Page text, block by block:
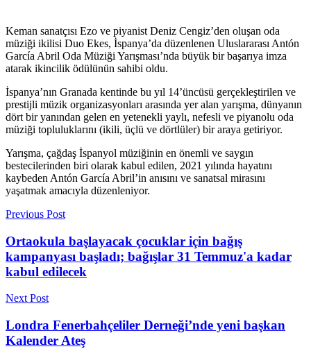
Keman sanatçısı Ezo ve piyanist Deniz Cengiz’den oluşan oda
müziği ikilisi Duo Ekes, İspanya’da düzenlenen Uluslararası Antón
García Abril Oda Müziği Yarışması’nda büyük bir başarıya imza
atarak ikincilik ödülünün sahibi oldu.
İspanya’nın Granada kentinde bu yıl 14’üncüsü gerçekleştirilen ve
prestijli müzik organizasyonları arasında yer alan yarışma, dünyanın
dört bir yanından gelen en yetenekli yaylı, nefesli ve piyanolu oda
müziği topluluklarını (ikili, üçlü ve dörtlüler) bir araya getiriyor.
Yarışma, çağdaş İspanyol müziğinin en önemli ve saygın
bestecilerinden biri olarak kabul edilen, 2021 yılında hayatını
kaybeden Antón García Abril’in anısını ve sanatsal mirasını
yaşatmak amacıyla düzenleniyor.
Previous Post
Ortaokula başlayacak çocuklar için bağış
kampanyası başladı; bağışlar 31 Temmuz'a kadar
kabul edilecek
Next Post
Londra Fenerbahçeliler Derneği’nde yeni başkan
Kalender Ateş